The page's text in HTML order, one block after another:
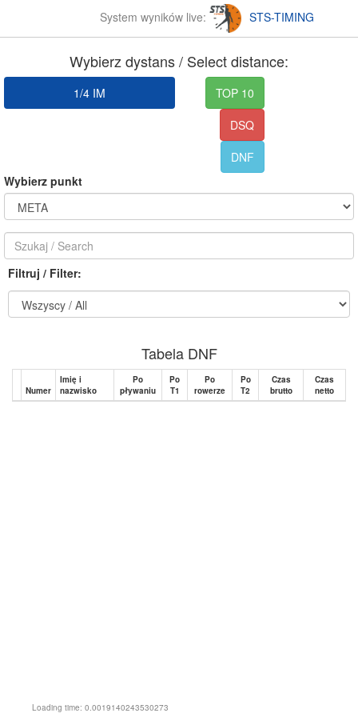
System wyników live: STS-TIMING
Wybierz dystans / Select distance:
1/4 IM
TOP 10
DSQ
DNF
Wybierz punkt
Filtruj / Filter:
Tabela DNF
Numer
Imię i
nazwisko
Po
pływaniu
Po
T1
Po
rowerze
Po
T2
Czas
brutto
Czas
netto
Loading time: 0.0019140243530273